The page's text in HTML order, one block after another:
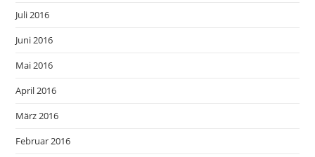
Juli 2016
Juni 2016
Mai 2016
April 2016
März 2016
Februar 2016